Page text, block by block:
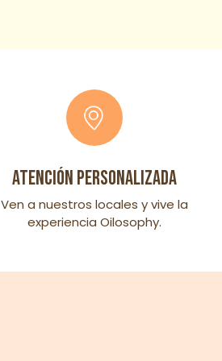
Atención personalizada
Ven a nuestros locales y vive la
experiencia Oilosophy.